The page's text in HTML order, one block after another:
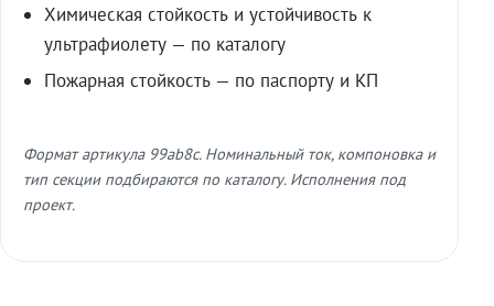
Химическая стойкость и устойчивость к
ультрафиолету — по каталогу
Пожарная стойкость — по паспорту и КП
Формат артикула 99ab8c. Номинальный ток, компоновка и
тип секции подбираются по каталогу. Исполнения под
проект.